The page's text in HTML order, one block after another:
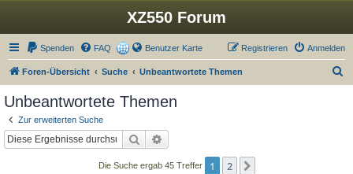
XZ550 Forum
Spenden FAQ Benutzer Karte Anmelden
Registrieren
Foren-Übersicht Suche Unbeantwortete Themen
Unbeantwortete Themen
Zur erweiterten Suche
Suche
Die Suche ergab 45 Treffer 1 2